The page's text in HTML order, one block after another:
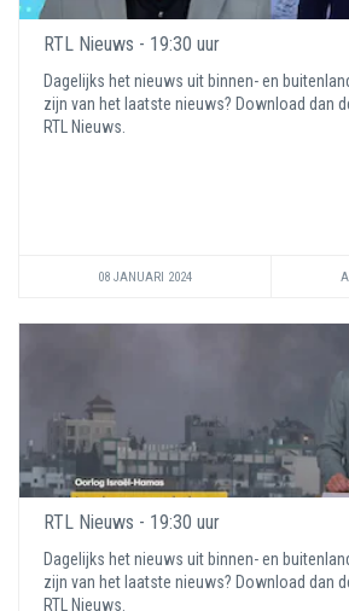
RTL Nieuws - 19:30 uur
Dagelijks het nieuws uit binnen- en
zijn van het laatste nieuws? Download dan
RTL Nieuws.
08 JANUARI 2024
RTL Nieuws - 19:30 uur
Dagelijks het nieuws uit binnen- en
zijn van het laatste nieuws? Download dan
RTL Nieuws.